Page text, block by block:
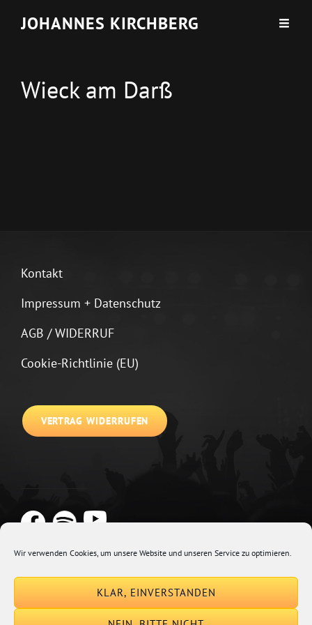
Wir verwenden Cookies, um unsere Website und unseren Service zu optimieren.
KLAR, EINVERSTANDEN
JOHANNES KIRCHBERG
Wieck am Darß
Kontakt
Impressum + Datenschutz
AGB / WIDERRUF
Cookie-Richtlinie (EU)
VERTRAG WIDERRUFEN
Euphony By Catch Themes